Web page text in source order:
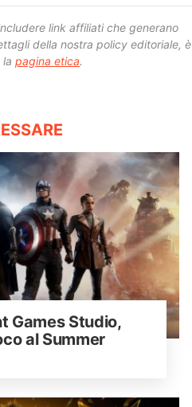
link affiliati che generano
della nostra policy editoriale, è
la pagina etica.
Games Studio,
al Summer